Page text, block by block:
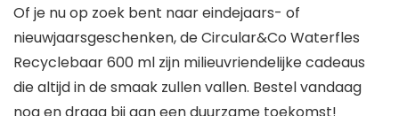
Of je nu op zoek bent naar eindejaars- of
nieuwjaarsgeschenken, de Circular&Co Waterfles
Recyclebaar 600 ml zijn milieuvriendelijke cadeaus
die altijd in de smaak zullen vallen. Bestel vandaag